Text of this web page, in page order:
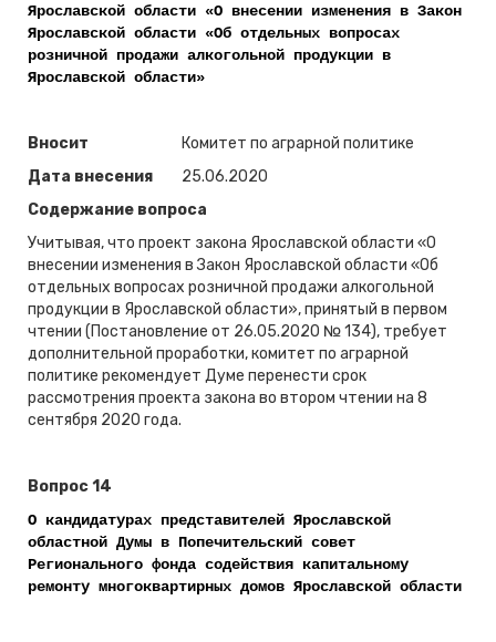
Ярославской области «О внесении изменения в Закон
Ярославской области «Об отдельных вопросах
розничной продажи алкогольной продукции в
Ярославской области»
Вносит
Комитет по аграрной политике
Дата внесения
25.06.2020
Содержание вопроса
Учитывая, что проект закона Ярославской области «О
внесении изменения в Закон Ярославской области «Об
отдельных вопросах розничной продажи алкогольной
продукции в Ярославской области», принятый в первом
чтении (Постановление от 26.05.2020 № 134), требует
дополнительной проработки, комитет по аграрной
политике рекомендует Думе перенести срок
рассмотрения проекта закона во втором чтении на 8
сентября 2020 года.
Вопрос 14
О кандидатурах представителей Ярославской
областной Думы в Попечительский совет
Регионального фонда содействия капитальному
ремонту многоквартирных домов Ярославской области